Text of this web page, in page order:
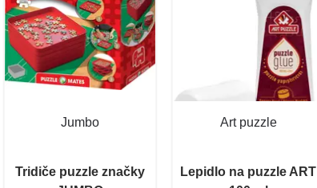
Jumbo
Tridiče puzzle značky
Art puzzle
Lepidlo na puzzle ART